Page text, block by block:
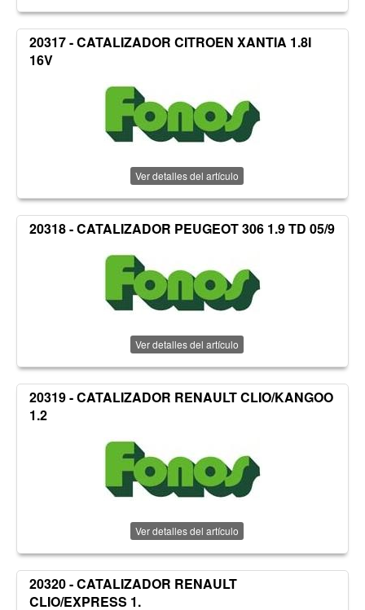
20317 - CATALIZADOR CITROEN XANTIA 1.8I
16V
Ver detalles del artículo
20318 - CATALIZADOR PEUGEOT 306 1.9 TD 05/9
Ver detalles del artículo
20319 - CATALIZADOR RENAULT CLIO/KANGOO
1.2
Ver detalles del artículo
20320 - CATALIZADOR RENAULT
CLIO/EXPRESS 1.